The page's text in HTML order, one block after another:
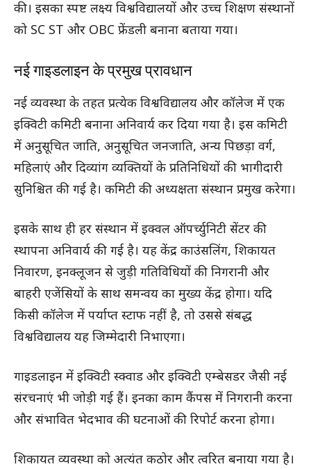
की। इसका स्पष्ट लक्ष्य विश्वविद्यालयों और उच्च शिक्षण संस्थानों
को SC ST और OBC फ्रेंडली बनाना बताया गया।
नई गाइडलाइन के प्रमुख प्रावधान
नई व्यवस्था के तहत प्रत्येक विश्वविद्यालय और कॉलेज में एक
इक्विटी कमिटी बनाना अनिवार्य कर दिया गया है। इस कमिटी
में अनुसूचित जाति, अनुसूचित जनजाति, अन्य पिछड़ा वर्ग,
महिलाएं और दिव्यांग व्यक्तियों के प्रतिनिधियों की भागीदारी
सुनिश्चित की गई है। कमिटी की अध्यक्षता संस्थान प्रमुख करेगा।
इसके साथ ही हर संस्थान में इक्वल ऑपर्च्युनिटी सेंटर की
स्थापना अनिवार्य की गई है। यह केंद्र काउंसलिंग, शिकायत
निवारण, इनक्लूजन से जुड़ी गतिविधियों की निगरानी और
बाहरी एजेंसियों के साथ समन्वय का मुख्य केंद्र होगा। यदि
किसी कॉलेज में पर्याप्त स्टाफ नहीं है, तो उससे संबद्ध
विश्वविद्यालय यह जिम्मेदारी निभाएगा।
गाइडलाइन में इक्विटी स्क्वाड और इक्विटी एम्बेसडर जैसी नई
संरचनाएं भी जोड़ी गई हैं। इनका काम कैंपस में निगरानी करना
और संभावित भेदभाव की घटनाओं की रिपोर्ट करना होगा।
शिकायत व्यवस्था को अत्यंत कठोर और त्वरित बनाया गया है।